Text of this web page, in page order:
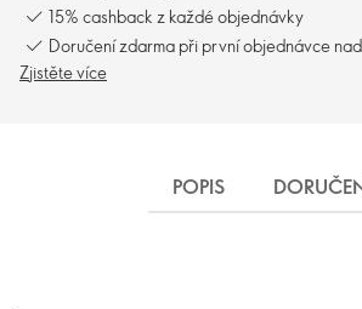
15% cashback z každé objednávky
Doručení zdarma při první objednávce nad
Zjistěte více
POPIS